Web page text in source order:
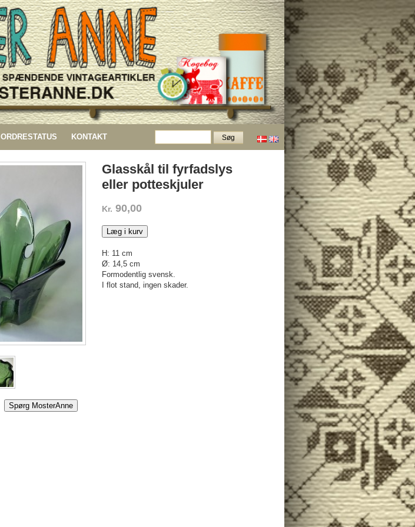
ORDRESTATUS KONTAKT
Glasskål til fyrfadslys
eller potteskjuler
Kr. 90,00
Læg i kurv
H: 11 cm
Ø: 14,5 cm
Formodentlig svensk.
I flot stand, ingen skader.
Spørg MosterAnne